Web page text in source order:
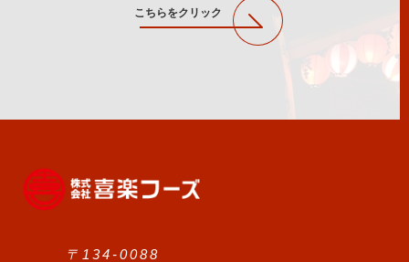
こちらをクリック
〒134-0088